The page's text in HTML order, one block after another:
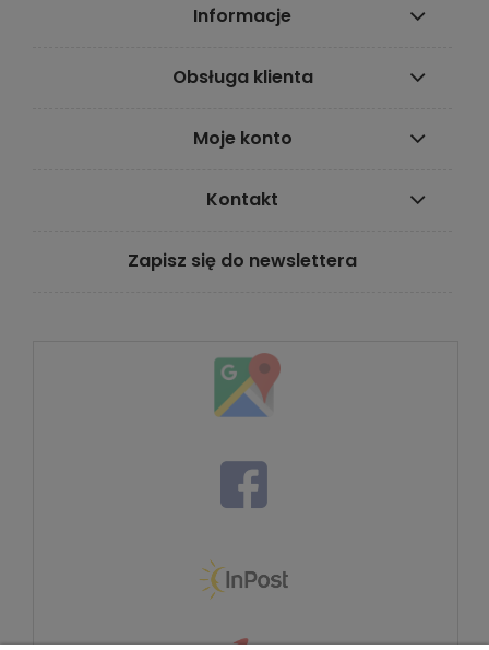
Informacje
Obsługa klienta
Moje konto
Kontakt
Zapisz się do newslettera